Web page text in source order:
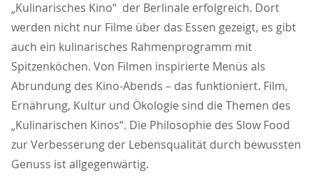
Kulinarisches Kino“ der Berlinale erfolgreich. Dort
werden nicht nur Filme über das Essen gezeigt, es gibt
auch ein kulinarisches Rahmenprogramm mit
Spitzenköchen. Von Filmen inspirierte Menüs als
Abrundung des Kino-Abends – das funktioniert. Film,
Ernährung, Kultur und Ökologie sind die Themen des
Kulinarischen Kinos“. Die Philosophie des Slow Food
zur Verbesserung der Lebensqualität durch bewussten
Genuss ist allgegenwärtig.